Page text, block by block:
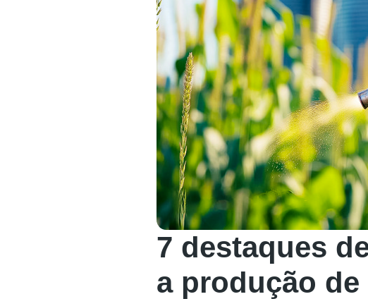
7 destaques
a produção